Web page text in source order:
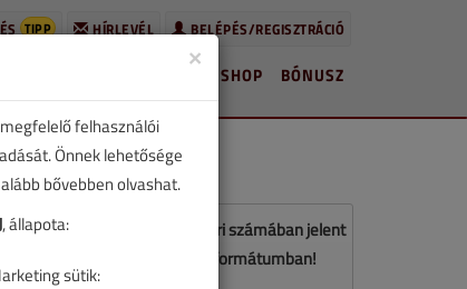
BELÉPÉS/REGISZTRÁCIÓ
HÍRLEVÉL
TIPP
BÓNUSZ
SHOP
a VGF&HKL 2025. decemberi számában jelent
meg. Töltse le a lapszámot PDF formátumban!
×
felhasználói
Önnek lehetősége
bővebben olvashat.
, állapota:
sütik: